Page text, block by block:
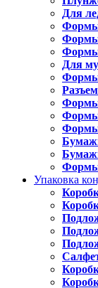
Для
Формы
Формы
Для
Формы
Формы
Формы
Формы
Упаковка